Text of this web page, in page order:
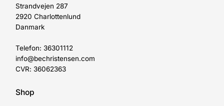
Strandvejen 287
2920 Charlottenlund
Danmark
Telefon: 36301112
info@bechristensen.com
CVR: 36062363
Shop